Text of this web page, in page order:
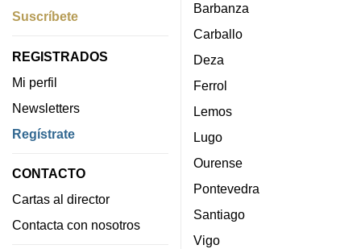
Suscríbete
REGISTRADOS
Mi perfil
Newsletters
Regístrate
CONTACTO
Cartas al director
Contacta con nosotros
Barbanza
Carballo
Deza
Ferrol
Lemos
Lugo
Ourense
Pontevedra
Santiago
Vigo